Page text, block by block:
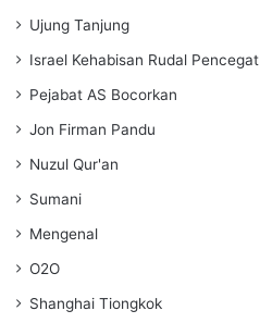
Ujung Tanjung
Israel Kehabisan Rudal Pencegat
Pejabat AS Bocorkan
Jon Firman Pandu
Nuzul Qur'an
Sumani
Mengenal
O2O
Shanghai Tiongkok